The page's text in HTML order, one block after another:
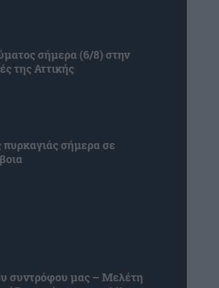
σήμερα (6/8) στην
της Αττικής
σήμερα σε
συντρόφου μας – Μελέτη